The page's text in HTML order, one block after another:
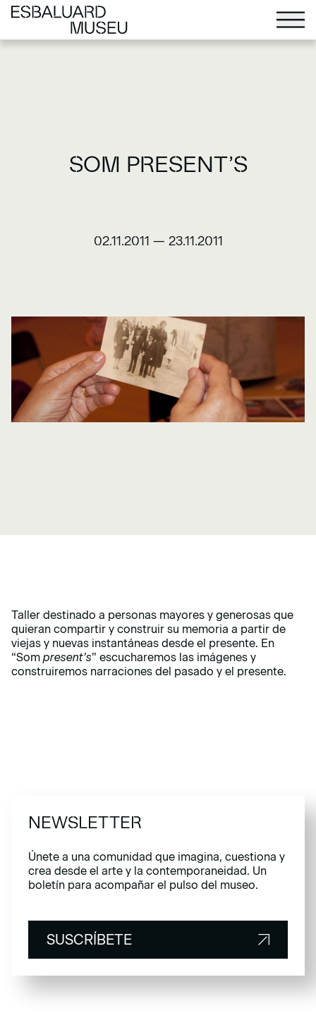
SOM PRESENT’S
02.11.2011 — 23.11.2011
Taller destinado a personas mayores y generosas que
quieran compartir y construir su memoria a partir de
viejas y nuevas instantáneas desde el presente. En
“Som present’s” escucharemos las imágenes y
construiremos narraciones del pasado y el presente.
NEWSLETTER
Únete a una comunidad que imagina, cuestiona y
crea desde el arte y la contemporaneidad. Un
boletín para acompañar el pulso del museo.
SUSCRÍBETE
SUSCRÍBETE